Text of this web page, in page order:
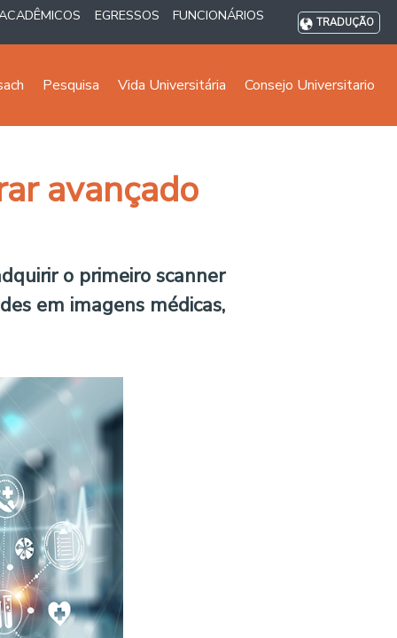
EGRESSOS FUNCIONÁRIOS TRADUÇÃO
Pesquisa Vida Universitária Consejo Universitario
avançado
o primeiroscanner
em imagens médicas,